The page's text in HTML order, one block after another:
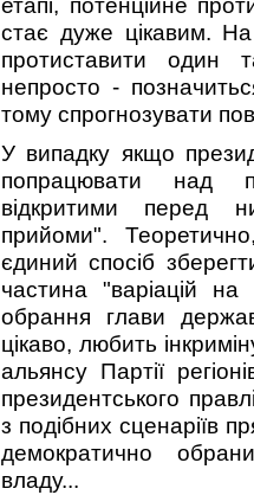
стає дуже цікавим.
протиставити один
непросто -
тому спрогнозувати
У випадку якщо
попрацювати над
відкритими перед
прийоми".
єдиний спосіб
частина "варіацій
обрання глави
цікаво, любить
альянсу Партії
президентського
з подібних сценаріїв
демократично
владу...